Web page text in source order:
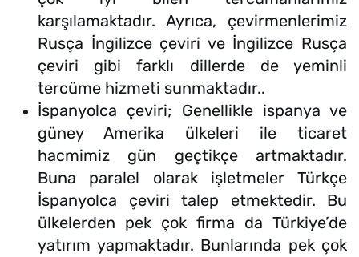
karşılamaktadır. Ayrıca, çevirmenlerimiz
Rusça İngilizce çeviri ve İngilizce Rusça
çeviri gibi farklı dillerde de yeminli
tercüme hizmeti sunmaktadır..
İspanyolca çeviri; Genellikle ispanya ve
güney Amerika ülkeleri ile ticaret
hacmimiz gün geçtikçe artmaktadır.
Buna paralel olarak işletmeler Türkçe
İspanyolca çeviri talep etmektedir. Bu
ülkelerden pek çok firma da Türkiye’de
yatırım yapmaktadır. Bunlarında pek çok